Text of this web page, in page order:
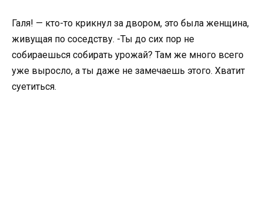
Галя! — кто-то крикнул за двором, это была женщина,
живущая по соседству. -Ты до сих пор не
собираешься собирать урожай? Там же много всего
уже выросло, а ты даже не замечаешь этого. Хватит
суетиться.